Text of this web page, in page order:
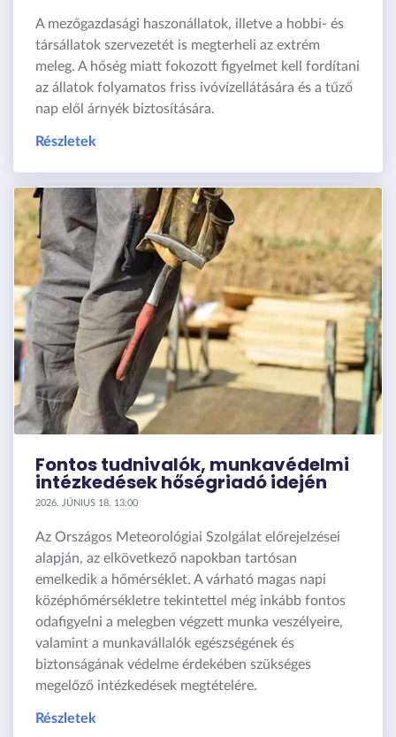
A mezőgazdasági haszonállatok, illetve a hobbi- és
társállatok szervezetét is megterheli az extrém
meleg. A hőség miatt fokozott figyelmet kell fordítani
az állatok folyamatos friss ivóvízellátására és a tűző
nap elől árnyék biztosítására.
Részletek
Fontos tudnivalók, munkavédelmi
intézkedések hőségriadó idején
2026. JÚNIUS 18. 13:00
Az Országos Meteorológiai Szolgálat előrejelzései
alapján, az elkövetkező napokban tartósan
emelkedik a hőmérséklet. A várható magas napi
középhőmérsékletre tekintettel még inkább fontos
odafigyelni a melegben végzett munka veszélyeire,
valamint a munkavállalók egészségének és
biztonságának védelme érdekében szükséges
megelőző intézkedések megtételére.
Részletek